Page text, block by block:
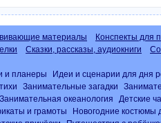
материалы Конспекты для
Сказки, рассказы, аудиокниги
и планеры Идеи и сценарии для дня
Занимательные загадки
Занимательная океанология Детские
и грамоты Новогодние костюмы